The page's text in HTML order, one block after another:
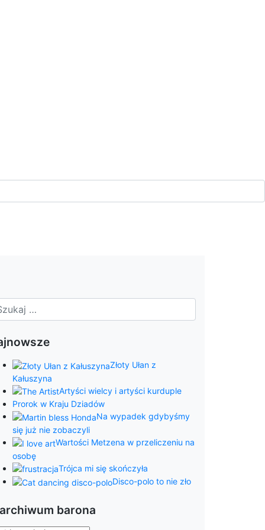
Złoty Ułan z
Kałuszyna
Artyści wielcy i artyści kurduple
Prorok w Kraju Dziadów
Na wypadek gdybyśmy
się już nie zobaczyli
Wartości Metzena w przeliczeniu na
osobę
Trójca mi się skończyła
Disco-polo to nie zło
barona